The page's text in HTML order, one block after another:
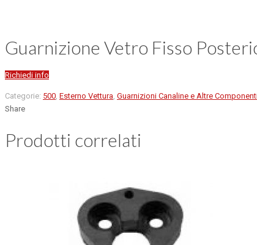
Guarnizione Vetro Fisso
Richiedi info
Categorie: 500 Esterno Vettura Guarnizioni Canaline e Altre
Share
Prodotti correlati